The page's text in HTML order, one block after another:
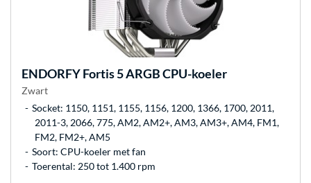
ENDORFYFortis 5 ARGB CPU-koeler
Zwart
Socket: 1150, 1151, 1155, 1156, 1200, 1366, 1700, 2011,
2011-3, 2066, 775, AM2, AM2+, AM3, AM3+, AM4, FM1,
FM2, FM2+, AM5
Soort: CPU-koeler met fan
Toerental: 250 tot 1.400 rpm